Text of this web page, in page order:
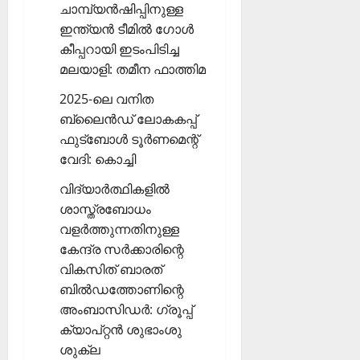
ചാമ്പ്യന്‍ഷിപ്പിനുള്ള
ഇന്ത്യന്‍ ടീമില്‍ ഗോള്‍
കീപ്പറായി ഇടംപിടിച്ച
മലയാളി: തമീന ഫാത്തിമ
2025-ലെ വനിത
ബ്ലൈന്‍ഡ് ലോകകപ്പ്
ഫുട്‌ബോള്‍ ടൂര്‍ണമെന്റ്
വേദി: കൊച്ചി
വിദ്യാര്‍ത്ഥികളില്‍
ശാസ്ത്രബോധം
വളര്‍ത്തുന്നതിനുള്ള
കേന്ദ്ര സര്‍ക്കാരിന്റെ
വികസിത് ബാരത്
ബില്‍ഡത്തോണിന്റെ
അംബാസിഡര്‍: ഗ്രൂപ്പ്
ക്യാപ്റ്റന്‍ ശുഭാംശു
ശുക്ല